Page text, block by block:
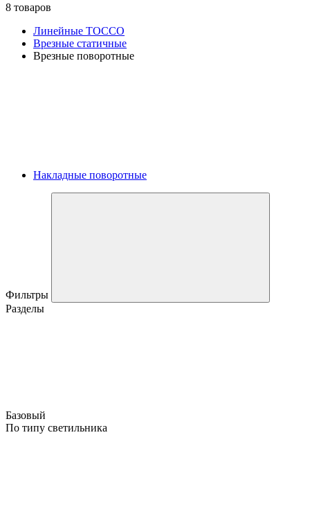
8 товаров
Линейные TOCCO
Врезные статичные
Врезные поворотные
Накладные поворотные
Фильтры
Разделы
Базовый
По типу светильника